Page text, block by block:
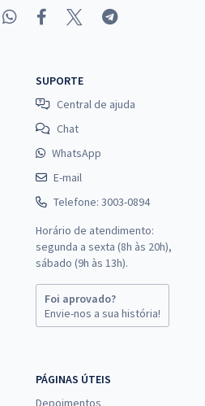
SUPORTE
Central de ajuda
Chat
WhatsApp
E-mail
Telefone: 3003-0894
Horário de atendimento:
segunda a sexta (8h às 20h),
sábado (9h às 13h).
Foi aprovado?
Envie-nos a sua história!
PÁGINAS ÚTEIS
Depoimentos